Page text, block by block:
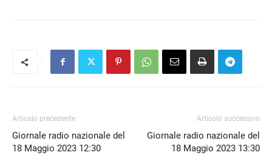
Articolo precedente
Giornale radio nazionale del
18 Maggio 2023 12:30
Articolo successivo
Giornale radio nazionale del
18 Maggio 2023 13:30